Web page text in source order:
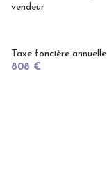
vendeur
Taxe foncière annuelle
808 €